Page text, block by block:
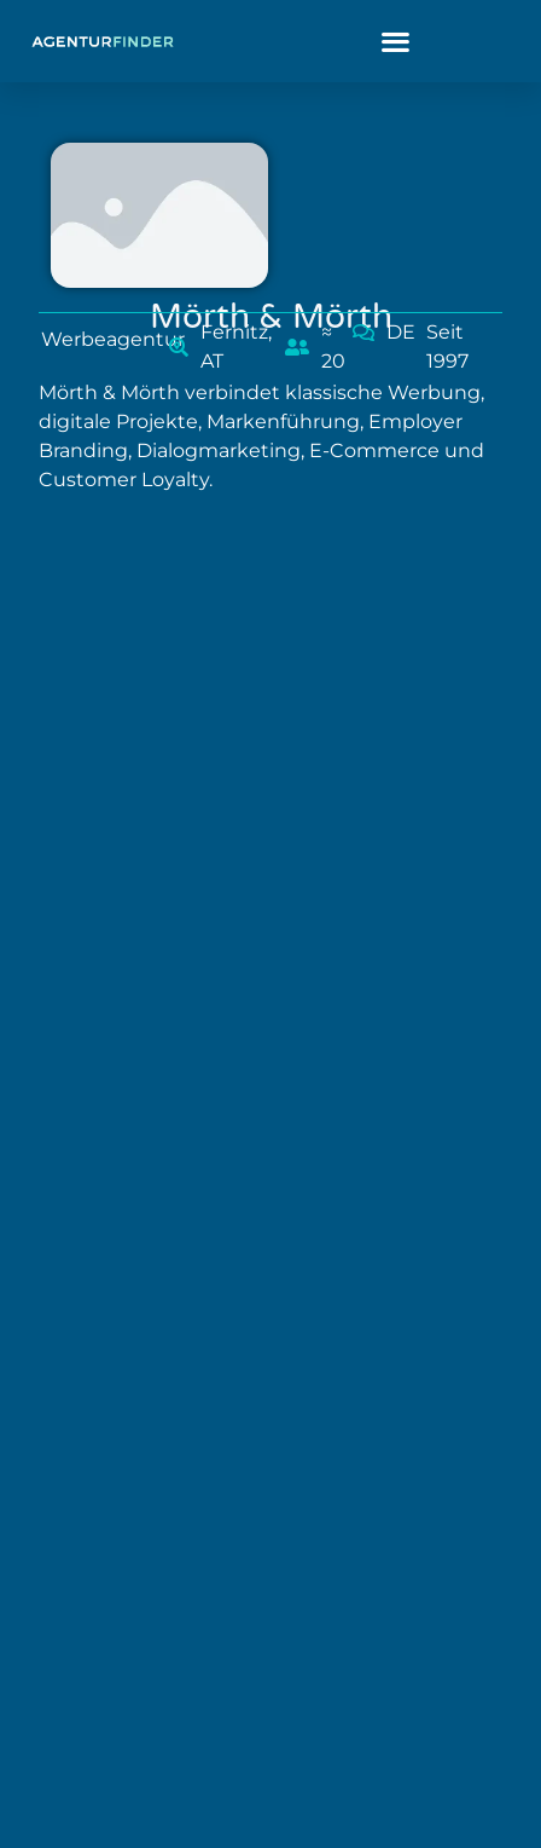
Mörth & Mörth
Werbeagentur
Fernitz,
AT
≈
20
DE Seit
1997
Mörth & Mörth verbindet klassische Werbung,
digitale Projekte, Markenführung, Employer
Branding, Dialogmarketing, E-Commerce und
Customer Loyalty.